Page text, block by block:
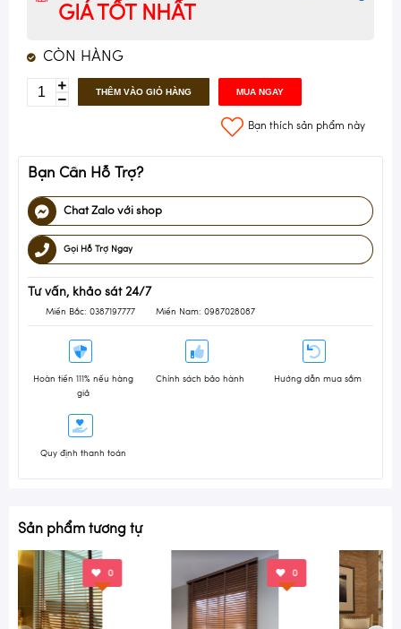
GIÁ TỐT NHẤT
CÒN HÀNG
THÊM VÀO GIỎ HÀNG MUA NGAY
Bạn thích sản phẩm này
Bạn Cần Hỗ Trợ?
Chat Zalo với shop
Gọi Hỗ Trợ Ngay
Tư vấn, khảo sát 24/7
Miền Bắc: 0387197777 Miền Nam: 0987028087
Hoàn tiền 111% nếu hàng
giả
Chính sách bảo hành Hướng dẫn mua sắm
Quy định thanh toán
Sản phẩm tương tự